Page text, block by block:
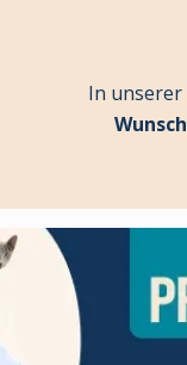
In unserer